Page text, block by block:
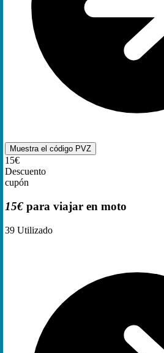
Muestra el código PVZ
15€
Descuento
cupón
15€ para viajar en moto
39 Utilizado